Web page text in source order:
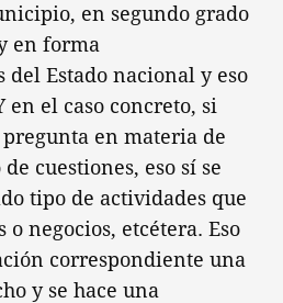
en segundo grado
en forma
del Estado nacional y eso
en el caso concreto, si
en materia de
cuestiones, eso sí se
tipo de actividades que
o negocios, etcétera. Eso
correspondiente una
y se hace una